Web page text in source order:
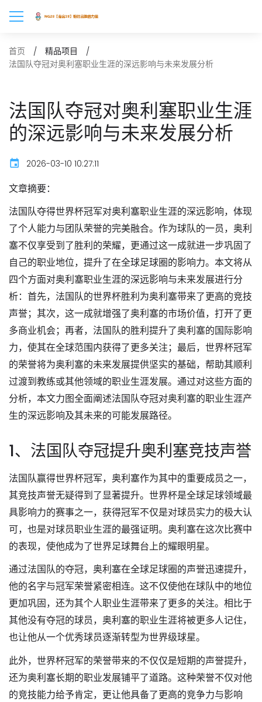
首页
精品项目
法国队夺冠对奥利塞职业生涯的深远影响与未来发展分析
法国队夺冠对奥利塞职业生涯
的深远影响与未来发展分析
2026-03-10 10:27:11
文章摘要：
法国队夺得世界杯冠军对奥利塞职业生涯的深远影响，体现
了个人能力与团队荣誉的完美融合。作为球队的一员，奥利
塞不仅享受到了胜利的荣耀，更通过这一成就进一步巩固了
自己的职业地位，提升了在全球足球圈的影响力。本文将从
四个方面对奥利塞职业生涯的深远影响与未来发展进行分
析：首先，法国队的世界杯胜利为奥利塞带来了更高的竞技
声誉；其次，这一成就增强了奥利塞的市场价值，打开了更
多商业机会；再者，法国队的胜利提升了奥利塞的国际影响
力，使其在全球范围内获得了更多关注；最后，世界杯冠军
的荣誉将为奥利塞的未来发展提供坚实的基础，帮助其顺利
过渡到教练或其他领域的职业生涯发展。通过对这些方面的
分析，本文力图全面阐述法国队夺冠对奥利塞的职业生涯产
生的深远影响及其未来的可能发展路径。
1、法国队夺冠提升奥利塞竞技声誉
法国队赢得世界杯冠军，奥利塞作为其中的重要成员之一，
其竞技声誉无疑得到了显著提升。世界杯是全球足球领域最
具影响力的赛事之一，获得冠军不仅是对球员实力的极大认
可，也是对球员职业生涯的最强证明。奥利塞在这次比赛中
的表现，使他成为了世界足球舞台上的耀眼明星。
通过法国队的夺冠，奥利塞在全球足球圈的声誉迅速提升，
他的名字与冠军荣誉紧密相连。这不仅使他在球队中的地位
更加巩固，还为其个人职业生涯带来了更多的关注。相比于
其他没有夺冠的球员，奥利塞的职业生涯将被更多人记住，
也让他从一个优秀球员逐渐转型为世界级球星。
此外，世界杯冠军的荣誉带来的不仅仅是短期的声誉提升，
还为奥利塞长期的职业发展铺平了道路。这种荣誉不仅对他
的竞技能力给予肯定，更让他具备了更高的竞争力与影响